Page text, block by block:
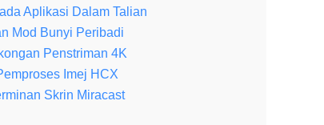
Aplikasi Dalam Talian
Mod Bunyi Peribadi
Penstriman 4K
Imej HCX
Skrin Miracast